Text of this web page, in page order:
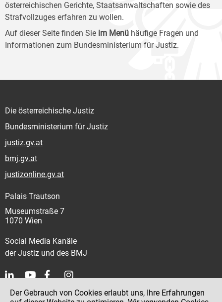
österreichischen Gerichte, Staatsanwaltschaften sowie des
Strafvollzuges erfahren zu wollen.
Auf dieser Seite finden Sie im Menü häufige Fragen und
Informationen zum Bundesministerium für Justiz.
Die österreichische Justiz
Bundesministerium für Justiz
justiz.gv.at
bmj.gv.at
justizonline.gv.at
Palais Trautson
Museumstraße 7
1070 Wien
Social Media Kanäle
der Justiz und des BMJ
Kontakt
Der Gebrauch von Cookies erlaubt uns, Ihre Erfahrungen